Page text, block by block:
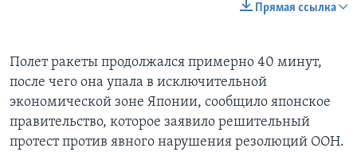
Прямая ссылка
Полет ракеты продолжался примерно 40 минут,
после чего она упала в исключительной
экономической зоне Японии, сообщило японское
правительство, которое заявило решительный
протест против явного нарушения резолюций ООН.